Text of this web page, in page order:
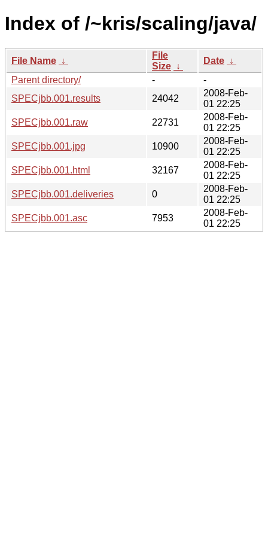
Index of /~kris/scaling/java/
File Name ↓
File
Size ↓
Date ↓
Parent directory/
-
-
SPECjbb.001.results
24042
2008-Feb-
01 22:25
SPECjbb.001.raw
22731
2008-Feb-
01 22:25
SPECjbb.001.jpg
10900
2008-Feb-
01 22:25
SPECjbb.001.html
32167
2008-Feb-
01 22:25
SPECjbb.001.deliveries
0
2008-Feb-
01 22:25
SPECjbb.001.asc
7953
2008-Feb-
01 22:25